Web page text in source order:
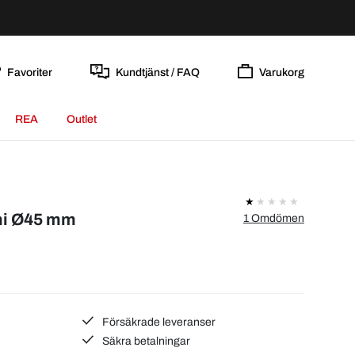
Favoriter Kundtjänst / FAQ Varukorg
REA Outlet
Ø45 mm
1 Omdömen
Försäkrade leveranser
Säkra betalningar